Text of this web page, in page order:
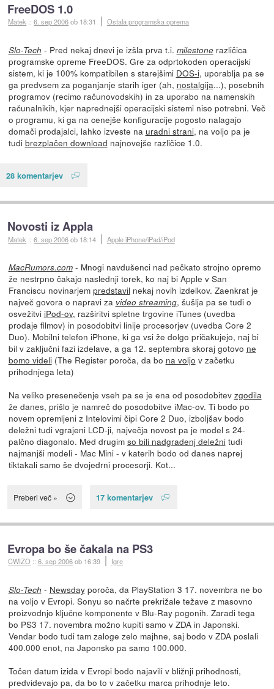
FreeDOS 1.0
Matek ::6. sep 2006ob 18:31 Ostala programska oprema
Slo-Tech - Pred nekaj dnevi je izšla prva t.i. milestonerazličica
programske opreme FreeDOS. Gre za odprtokoden operacijski
sistem, ki je 100% kompatibilen s starejšimi DOS-i, uporablja pa se
ga predvsem za poganjanje starih iger (ah, nostalgija...), posebnih
programov (recimo računovodskih) in za uporabo na namenskih
računalnikih, kjer naprednejši operacijski sistemi niso potrebni. Več
o programu, ki ga na cenejše konfiguracije pogosto nalagajo
domači prodajalci, lahko izveste na uradni strani, na voljo pa je
tudi brezplačen download najnovejše različice 1.0.
28 komentarjev
Novosti iz Appla
Matek ::6. sep 2006ob 18:14 Apple iPhone/iPad/iPod
MacRumors.com- Mnogi navdušenci nad pečkato strojno opremo
že nestrpno čakajo naslednji torek, ko naj bi Apple v San
Franciscu novinarjem predstavil nekaj novih izdelkov. Zaenkrat je
največ govora o napravi za video streaming, šušlja pa se tudi o
osvežitvi iPod-ov, razširitvi spletne trgovine iTunes (uvedba
prodaje filmov) in posodobitvi linije procesorjev (uvedba Core 2
Duo). Mobilni telefon iPhone, ki ga vsi že dolgo pričakujejo, naj bi
bil v zaključni fazi izdelave, a ga 12. septembra skoraj gotovo ne
bomo videli(The Register poroča, da bo na voljo v začetku
prihodnjega leta)
Na veliko presenečenje vseh pa se je ena od posodobitev zgodila
že danes, prišlo je namreč do posodobitve iMac-ov. Ti bodo po
novem opremljeni z Intelovimi čipi Core 2 Duo, izboljšav bodo
deležni tudi vgrajeni LCD-ji, največja novost pa je model s 24-
palčno diagonalo. Med drugim so bili nadgradenj deležnitudi
najmanjši modeli - Mac Mini - v katerih bodo od danes naprej
tiktakali samo še dvojedrni procesorji. Kot...
Preberi več » 17 komentarjev
Evropa bo še čakala na PS3
CWIZO ::6. sep 2006ob 16:39 Igre
Slo-Tech - Newsdayporoča, da PlayStation 3 17. novembra ne bo
na voljo v Evropi. Sonyu so načrte prekrižale težave z masovno
proizvodnjo ključne komponente v Blu-Ray pogonih. Zaradi tega
bo PS3 17. novembra možno kupiti samo v ZDA in Japonski.
Vendar bodo tudi tam zaloge zelo majhne, saj bodo v ZDA poslali
400.000 enot, na Japonsko pa samo 100.000.
Točen datum izida v Evropi bodo najavili v bližnji prihodnosti,
predvidevajo pa, da bo to v začetku marca prihodnje leto.